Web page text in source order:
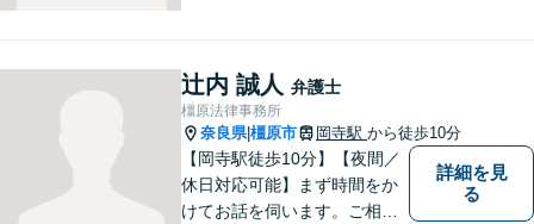
決策を提案し続けます。 よろ
しくお願いします。
辻内 誠人 弁護士
橿原法律事務所
奈良県|橿原市 岡寺駅 から徒歩10分
【岡寺駅徒歩10分】【夜間／
休日対応可能】まず時間をか
けてお話を伺います。ご相談
詳細を見
る